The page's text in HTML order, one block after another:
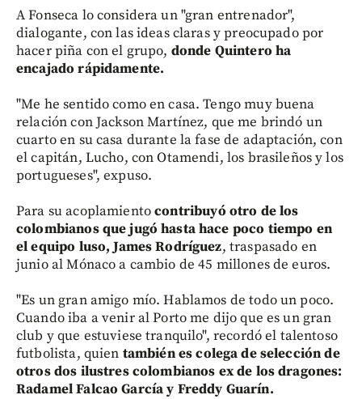
A Fonseca lo considera un "gran entrenador",
dialogante, con las ideas claras y preocupado por
hacer piña con el grupo, donde Quintero ha
encajado rápidamente.
"Me he sentido como en casa. Tengo muy buena
relación con Jackson Martínez, que me brindó un
cuarto en su casa durante la fase de adaptación, con
el capitán, Lucho, con Otamendi, los brasileños y los
portugueses", expuso.
Para su acoplamientocontribuyó otro de los
colombianos que jugó hasta hace poco tiempo en
el equipo luso, James Rodríguez, traspasado en
junio al Mónaco a cambio de 45 millones de euros.
"Es un gran amigo mío. Hablamos de todo un poco.
Cuando iba a venir al Porto me dijo que es un gran
club y que estuviese tranquilo", recordó el talentoso
futbolista, quien también es colega de selección de
otros dos ilustres colombianos ex de los dragones:
Radamel Falcao García y Freddy Guarín.